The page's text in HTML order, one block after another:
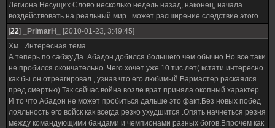
Легиона Несущих Слово несколько недель назад, наконец, начала
воздействовать на реальный мир.. может расширение следствие этого
[22] _PrimarH_
[2010-01-23, 3:49:45]
Хм.. Интересная тема.
А теперь по сабжу.Да. Абадон добился большего чем обычно.Но все таки
не пробился окончательно. Чего хочет уже 10 тис лет( кстати интересно
как бы он отреагировал , узнав что его любимый Вармастер раскаялся
пред смертью).Так сейчас война возле врат приняла окопный характер.
И то что Абадон не может пробиться дальше это факт.Без новых побед
лояльность его войск как всегда резко ухудшится .Опять начнеться резня
между командующими бандами и чемпионами разных богов.Впрочем как